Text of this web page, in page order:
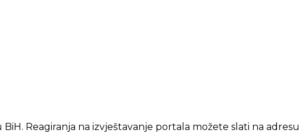
Reagiranja na izvještavanje portala možete slati na adresu